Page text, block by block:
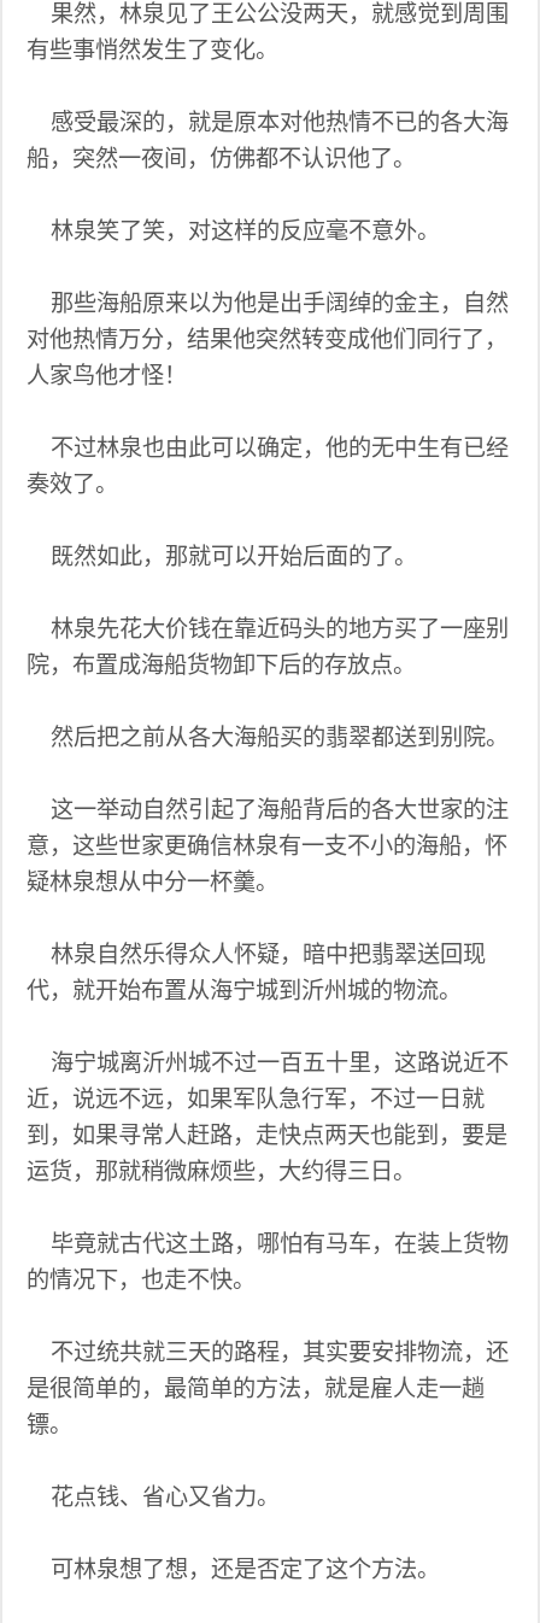
果然，林泉见了王公公没两天，就感觉到周围
有些事悄然发生了变化。
感受最深的，就是原本对他热情不已的各大海
船，突然一夜间，仿佛都不认识他了。
林泉笑了笑，对这样的反应毫不意外。
那些海船原来以为他是出手阔绰的金主，自然
对他热情万分，结果他突然转变成他们同行了，
人家鸟他才怪！
不过林泉也由此可以确定，他的无中生有已经
奏效了。
既然如此，那就可以开始后面的了。
林泉先花大价钱在靠近码头的地方买了一座别
院，布置成海船货物卸下后的存放点。
然后把之前从各大海船买的翡翠都送到别院。
这一举动自然引起了海船背后的各大世家的注
意，这些世家更确信林泉有一支不小的海船，怀
疑林泉想从中分一杯羹。
林泉自然乐得众人怀疑，暗中把翡翠送回现
代，就开始布置从海宁城到沂州城的物流。
海宁城离沂州城不过一百五十里，这路说近不
近，说远不远，如果军队急行军，不过一日就
到，如果寻常人赶路，走快点两天也能到，要是
运货，那就稍微麻烦些，大约得三日。
毕竟就古代这土路，哪怕有马车，在装上货物
的情况下，也走不快。
不过统共就三天的路程，其实要安排物流，还
是很简单的，最简单的方法，就是雇人走一趟
镖。
花点钱、省心又省力。
可林泉想了想，还是否定了这个方法。